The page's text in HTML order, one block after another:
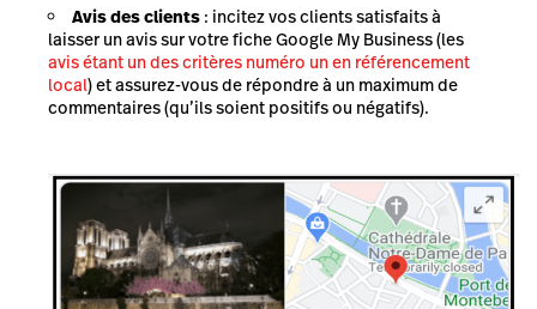
Avis des clients : incitez vos clients satisfaits à
laisser un avis sur votre fiche Google My Business (les
avis étant un des critères numéro un en référencement
local) et assurez-vous de répondre à un maximum de
commentaires (qu’ils soient positifs ou négatifs).